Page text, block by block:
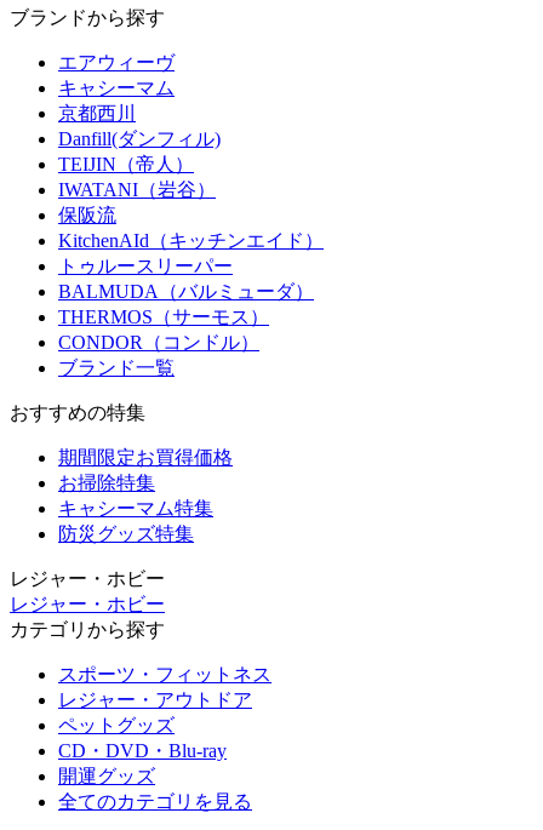
ブランドから探す
エアウィーヴ
キャシーマム
京都西川
Danfill(ダンフィル)
TEIJIN（帝人）
IWATANI（岩谷）
保阪流
KitchenAId（キッチンエイド）
トゥルースリーパー
BALMUDA（バルミューダ）
THERMOS（サーモス）
CONDOR（コンドル）
ブランド一覧
おすすめの特集
期間限定お買得価格
お掃除特集
キャシーマム特集
防災グッズ特集
レジャー・ホビー
レジャー・ホビー
カテゴリから探す
スポーツ・フィットネス
レジャー・アウトドア
ペットグッズ
CD・DVD・Blu-ray
開運グッズ
全てのカテゴリを見る